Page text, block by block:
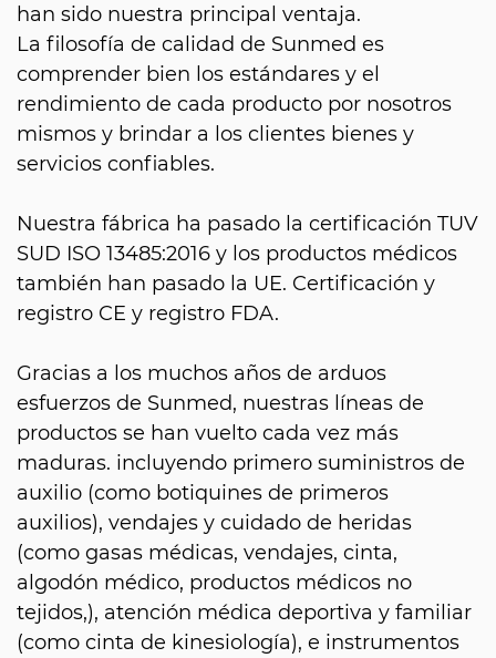
han sido nuestra principal ventaja.
La filosofía de calidad de Sunmed es
comprender bien los estándares y el
rendimiento de cada producto por nosotros
mismos y brindar a los clientes bienes y
servicios confiables.
Nuestra fábrica ha pasado la certificación TUV
SUD ISO 13485:2016 y los productos médicos
también han pasado la UE. Certificación y
registro CE y registro FDA.
Gracias a los muchos años de arduos
esfuerzos de Sunmed, nuestras líneas de
productos se han vuelto cada vez más
maduras. incluyendo primero suministros de
auxilio (como botiquines de primeros
auxilios), vendajes y cuidado de heridas
(como gasas médicas, vendajes, cinta,
algodón médico, productos médicos no
tejidos,), atención médica deportiva y familiar
(como cinta de kinesiología), e instrumentos